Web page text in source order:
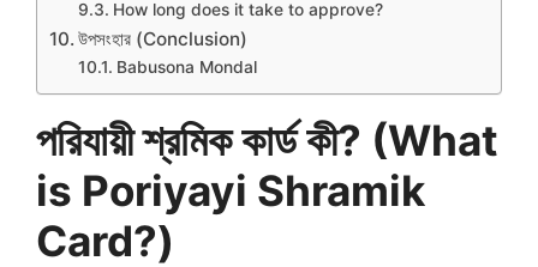
How long does it take to approve?
উপসংহার (Conclusion)
Babusona Mondal
পরিযায়ী শ্রমিক কার্ড কী? (What
is Poriyayi Shramik
Card?)